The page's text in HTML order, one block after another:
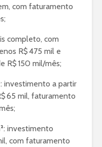
com faturamento
completo, com
R$ 475 mil e
R$ 150 mil/mês;
: investimento a partir
65 mil, faturamento
: investimento
com faturamento